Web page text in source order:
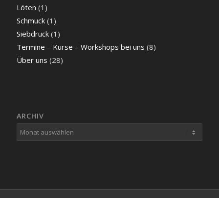
Löten (1)
Schmuck(1)
Siebdruck(1)
Termine – Kurse – Workshops bei uns (8)
Über uns (28)
ARCHIV